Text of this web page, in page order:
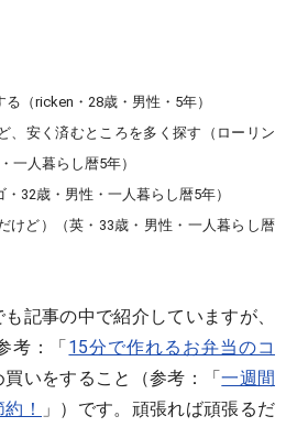
る （ricken・28歳・男性・5年）
、 安く済むところを多く探す
（ローリン
一人暮らし暦5年）
32歳・男性・一人暮らし暦5年）
けど）（英・33歳・男性・一人暮らし暦
記事の中で紹介していますが、
考：「15分で作れるお弁当のコ
買いをすること（参考：「一週間
！
」）です。頑張れば頑張るだ